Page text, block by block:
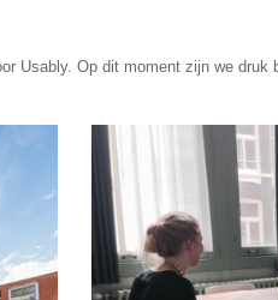
Usably. Op dit moment zijn we